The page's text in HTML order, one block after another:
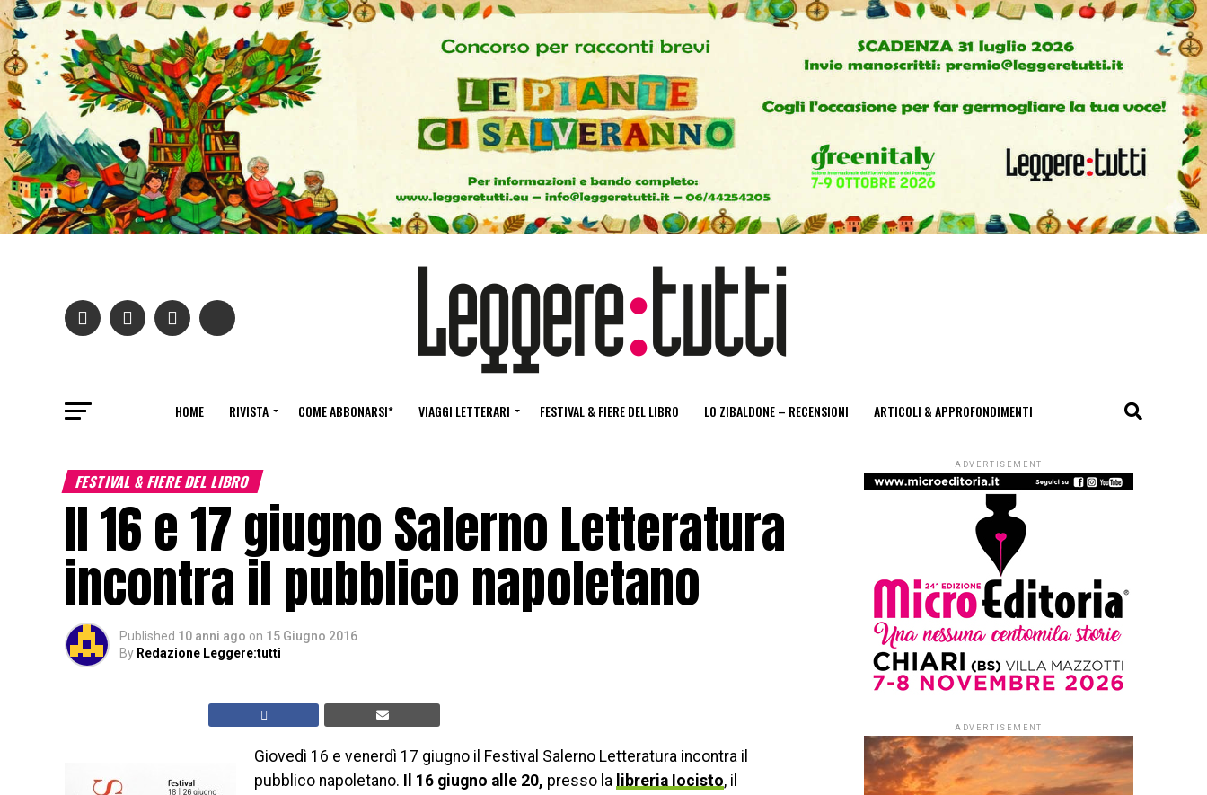
HOME RIVISTA COME ABBONARSI* VIAGGI LETTERARI FESTIVAL & FIERE DEL LIBRO LO ZIBALDONE – RECENSIONI ARTICOLI & APPROFONDIMENTI
FESTIVAL & FIERE DEL LIBRO
Il 16 e 17 giugno Salerno Letteratura
incontra il pubblico napoletano
Published 10 anni ago on 15 Giugno 2016
By Redazione Leggere:tutti
Giovedì 16 e venerdì 17 giugno il Festival Salerno Letteratura incontra il
pubblico napoletano. Il 16 giugno alle 20, presso la libreria Iocisto, il
ADVERTISEMENT
ADVERTISEMENT